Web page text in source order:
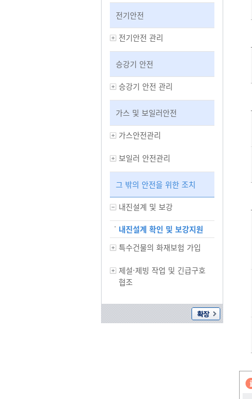
전기안전
전기안전 관리
승강기 안전
승강기 안전 관리
가스 및 보일러안전
가스안전관리
보일러 안전관리
그 밖의 안전을 위한 조치
내진설계 및 보강
내진설계 확인 및 보강지원
특수건물의 화재보험 가입
제설·제빙 작업 및 긴급구호
협조